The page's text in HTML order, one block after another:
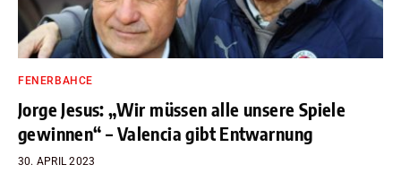
FENERBAHCE
Jorge Jesus: „Wir müssen alle unsere Spiele
gewinnen“ – Valencia gibt Entwarnung
30. APRIL 2023